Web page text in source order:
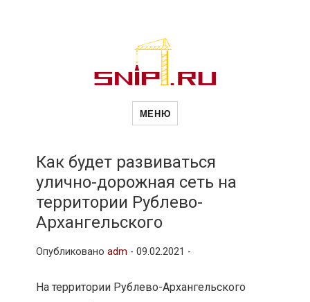
Новости
и
МЕНЮ
Как будет развиваться
улично-дорожная сеть на
территории Рублево-
Архангельского
Опубликовано adm - 09.02.2021 -
На территории Рублево-Архангельского